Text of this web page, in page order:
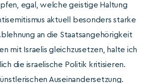
egal, welche geistige Haltung
aktuell besonders starke
an die Staatsangehörigkeit
mit Israelis gleichzusetzen, halte ich
die israelische Politik kritisieren.
Auseinandersetzung.